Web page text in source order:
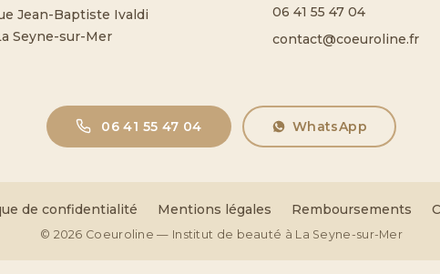
Jean-Baptiste Ivaldi
Seyne-sur-Mer
06 41 55 47 04
contact@coeuroline.fr
06 41 55 47 04 WhatsApp
de confidentialité Mentions légales Remboursements
© 2026 Coeuroline — Institut de beauté à La Seyne-sur-Mer